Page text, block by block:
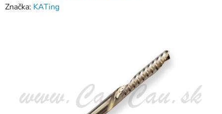
hodnocení
Značka: KATing